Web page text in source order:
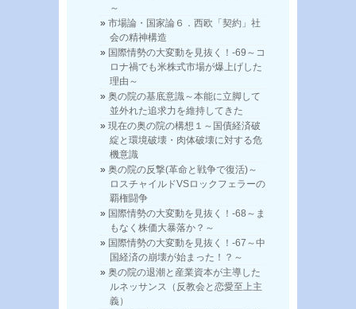
～
市場論・国家論６．西欧「契約」社
会の精神構造
国際情勢の大変動を見抜く！-69～コ
ロナ禍でも米株式市場が爆上げした
理由～
奥の院の基底意識～本能に立脚して
並外れた追求力を維持してきた
現在の奥の院の構想１～国債経済破
綻と環境破壊・肉体破壊に対する危
機意識
奥の院の反撃(革命と戦争で復活)～
ロスチャイルドVSロックフェラーの
覇権闘争
国際情勢の大変動を見抜く！-68～ま
もなく株価大暴落か？～
国際情勢の大変動を見抜く！-67～中
国経済の崩壊が始まった！？～
奥の院の退潮と産業資本が主導した
ルネッサンス（反教会と恋愛至上主
義）